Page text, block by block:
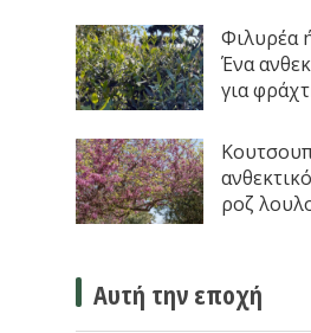
Φιλυρέα
Ένα
για
ροζ
Αυτή την εποχή